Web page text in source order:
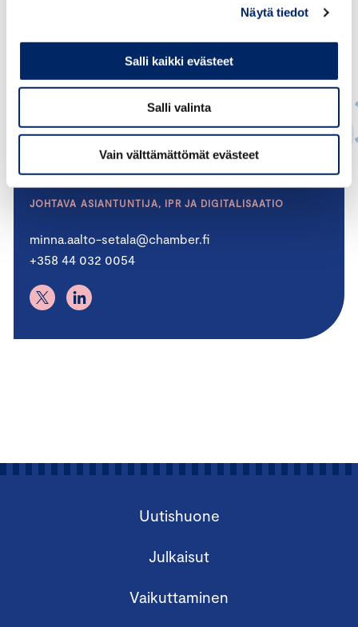
Näytä tiedot
Salli kaikki evästeet
Salli valinta
Vain välttämättömät evästeet
Minna Aalto-Setälä
JOHTAVA ASIANTUNTIJA, IPR JA DIGITALISAATIO
minna.aalto-setala@chamber.fi
+358 44 032 0054
Uutishuone
Julkaisut
Vaikuttaminen